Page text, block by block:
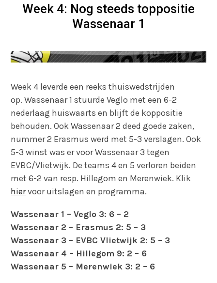
Week 4: Nog steeds toppositie
Wassenaar 1
Week 4 leverde een reeks thuiswedstrijden
op. Wassenaar 1 stuurde Veglo met een 6-2
nederlaag huiswaarts en blijft de koppositie
behouden. Ook Wassenaar 2 deed goede zaken,
nummer 2 Erasmus werd met 5-3 verslagen. Ook
5-3 winst was er voor Wassenaar 3 tegen
EVBC/Vlietwijk. De teams 4 en 5 verloren beiden
met 6-2 van resp. Hillegom en Merenwiek. Klik
hiervoor uitslagen en programma.
Wassenaar 1 – Veglo 3: 6 – 2
Wassenaar 2 – Erasmus 2: 5 – 3
Wassenaar 3 – EVBC Vlietwijk 2: 5 – 3
Wassenaar 4 – Hillegom 9: 2 – 6
Wassenaar 5 – Merenwiek 3: 2 – 6